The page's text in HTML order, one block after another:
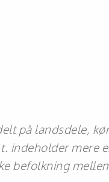
på landsdele,
indeholder mere
befolkning